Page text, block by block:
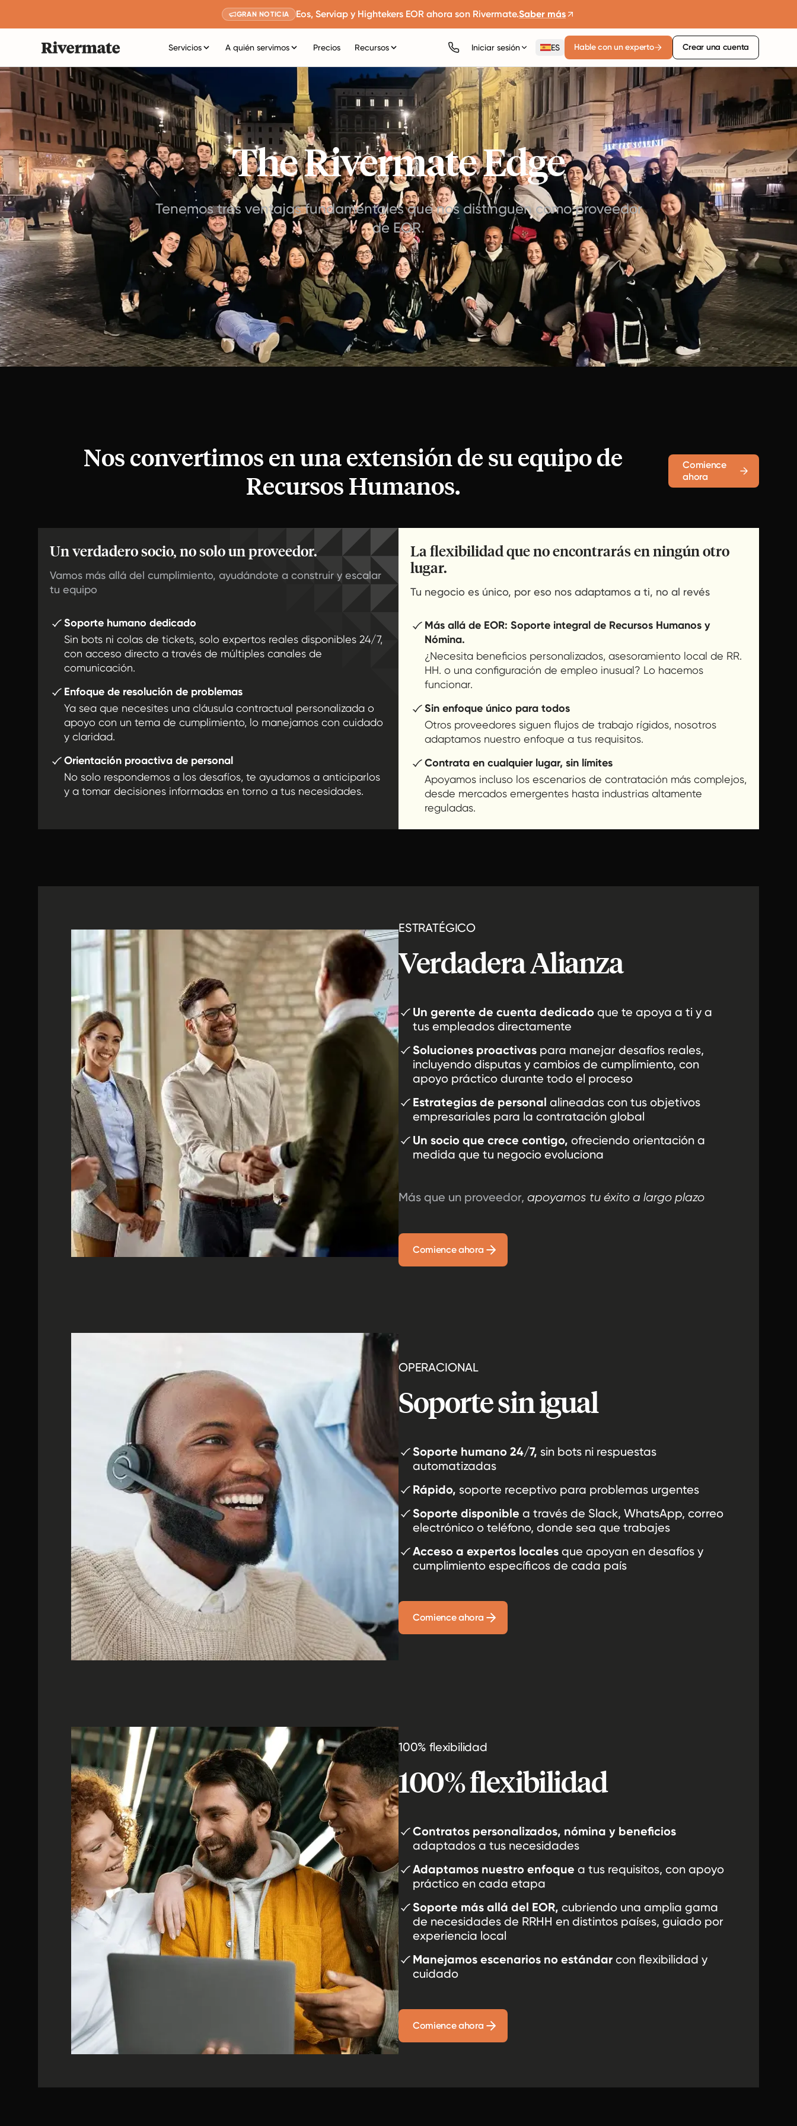
GRAN NOTICIA Eos, Serviap y Hightekers EOR ahora son Rivermate.Saber más
Servicios A quién servimos Precios Recursos Iniciar sesión ES Hable con un experto Crear una cuenta
The Rivermate Edge
Tenemos tres ventajas fundamentales que nos distinguen como proveedor
de EOR.
Nos convertimos en una extensión de su equipo de
Recursos Humanos.
Comience
ahora
Un verdadero socio, no solo un proveedor.
Vamos más allá del cumplimiento, ayudándote a construir y escalar
tu equipo
Soporte humano dedicado
Sin bots ni colas de tickets, solo expertos reales disponibles 24/7,
con acceso directo a través de múltiples canales de
comunicación.
Enfoque de resolución de problemas
Ya sea que necesites una cláusula contractual personalizada o
apoyo con un tema de cumplimiento, lo manejamos con cuidado
y claridad.
Orientación proactiva de personal
No solo respondemos a los desafíos, te ayudamos a anticiparlos
y a tomar decisiones informadas en torno a tus necesidades.
La flexibilidad que no encontrarás en ningún otro
lugar.
Tu negocio es único, por eso nos adaptamos a ti, no al revés
Más allá de EOR: Soporte integral de Recursos Humanos y
Nómina.
¿Necesita beneficios personalizados, asesoramiento local de RR.
HH. o una configuración de empleo inusual? Lo hacemos
funcionar.
Sin enfoque único para todos
Otros proveedores siguen flujos de trabajo rígidos, nosotros
adaptamos nuestro enfoque a tus requisitos.
Contrata en cualquier lugar, sin límites
Apoyamos incluso los escenarios de contratación más complejos,
desde mercados emergentes hasta industrias altamente
reguladas.
ESTRATÉGICO
Verdadera Alianza
Un gerente de cuenta dedicado que te apoya a ti y a
tus empleados directamente
Soluciones proactivas para manejar desafíos reales,
incluyendo disputas y cambios de cumplimiento, con
apoyo práctico durante todo el proceso
Estrategias de personal alineadas con tus objetivos
empresariales para la contratación global
Un socio que crece contigo, ofreciendo orientación a
medida que tu negocio evoluciona
Más que un proveedor, apoyamos tu éxito a largo plazo
Comience ahora
OPERACIONAL
Soporte sin igual
Soporte humano 24/7, sin bots ni respuestas
automatizadas
Rápido, soporte receptivo para problemas urgentes
Soporte disponible a través de Slack, WhatsApp, correo
electrónico o teléfono, donde sea que trabajes
Acceso a expertos locales que apoyan en desafíos y
cumplimiento específicos de cada país
Comience ahora
100% flexibilidad
100% flexibilidad
Contratos personalizados, nómina y beneficios
adaptados a tus necesidades
Adaptamos nuestro enfoque a tus requisitos, con apoyo
práctico en cada etapa
Soporte más allá del EOR, cubriendo una amplia gama
de necesidades de RRHH en distintos países, guiado por
experiencia local
Manejamos escenarios no estándar con flexibilidad y
cuidado
Comience ahora